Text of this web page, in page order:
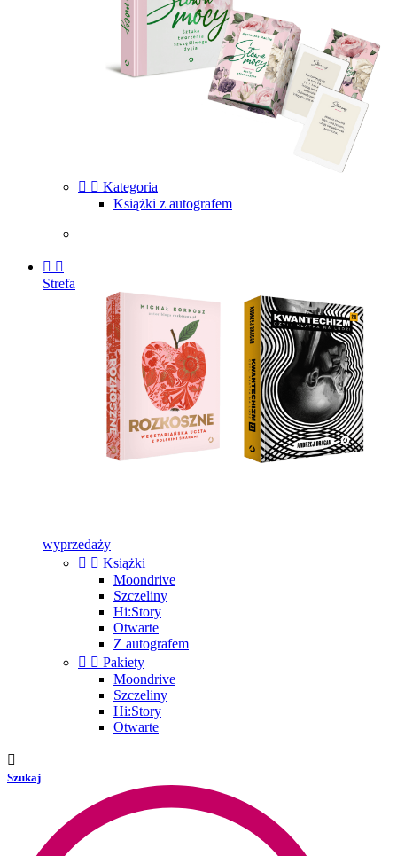
  Kategoria
Książki z autografem
 
Strefa
wyprzedaży
  Książki
Moondrive
Szczeliny
Hi:Story
Otwarte
Z autografem
  Pakiety
Moondrive
Szczeliny
Hi:Story
Otwarte

Szukaj